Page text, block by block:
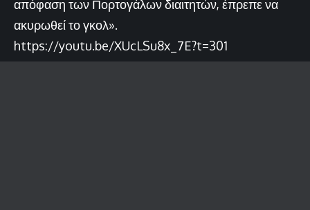
απόφαση των Πορτογάλων διαιτητών, έπρεπε να
ακυρωθεί το γκολ».
https://youtu.be/XUcLSu8x_7E?t=301